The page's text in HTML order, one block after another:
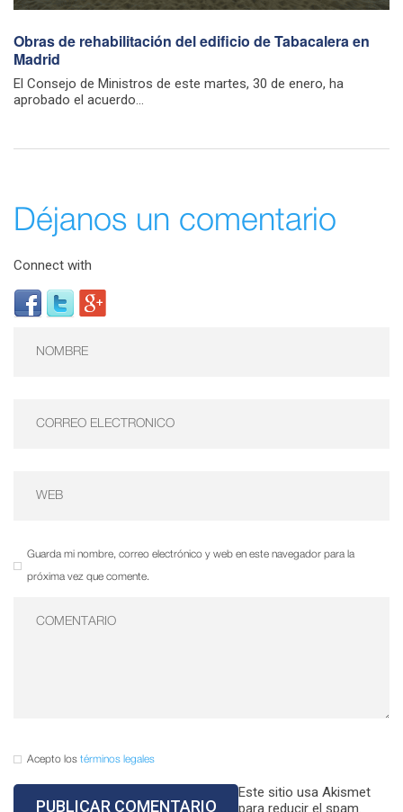
Obras de rehabilitación del edificio de Tabacalera en
Madrid
El Consejo de Ministros de este martes, 30 de enero, ha
aprobado el acuerdo...
Déjanos un comentario
Connect with
Guarda mi nombre, correo electrónico y web en este navegador para la
próxima vez que comente.
Acepto los términos legales
Este sitio usa Akismet
para reducir el spam.